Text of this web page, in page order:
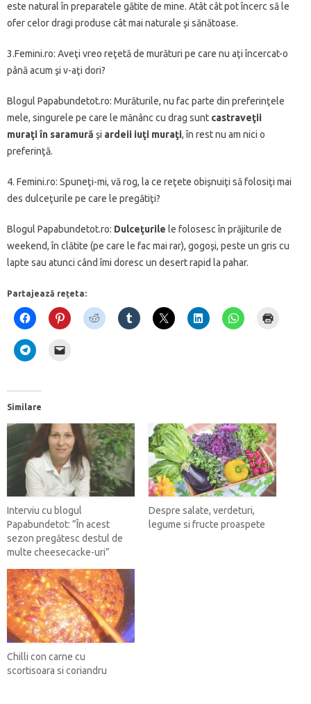
este natural în preparatele gătite de mine. Atât cât pot încerc să le
ofer celor dragi produse cât mai naturale şi sănătoase.
3.Femini.ro: Aveţi vreo reţetă de murături pe care nu aţi încercat-o
până acum şi v-aţi dori?
Blogul Papabundetot.ro: Murăturile, nu fac parte din preferinţele
mele, singurele pe care le mănânc cu drag sunt castraveţii
muraţiîn saramură şi ardeii iuţi muraţi, în rest nu am nici o
preferinţă.
4. Femini.ro: Spuneţi-mi, vă rog, la ce reţete obişnuiţi să folosiţi mai
des dulceţurile pe care le pregătiţi?
Blogul Papabundetot.ro: Dulceţurile le folosesc în prăjiturile de
weekend, în clătite (pe care le fac mai rar), gogoşi, peste un gris cu
lapte sau atunci când îmi doresc un desert rapid la pahar.
Partajează rețeta:
Similare
Interviu cu blogul
Papabundetot: ”În acest
sezon pregătesc destul de
multe cheesecacke-uri”
Despre salate, verdeturi,
legume si fructe proaspete
Chilli con carne cu
scortisoara si coriandru